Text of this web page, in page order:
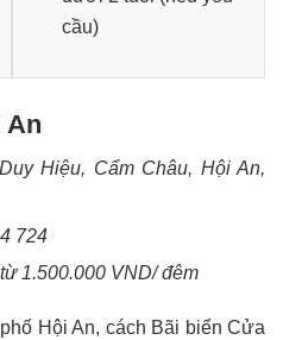
cầu)
An
Hiệu, Cẩm Châu, Hội An,
724
1.500.000 VND/ đêm
Hội An, cách Bãi biển Cửa